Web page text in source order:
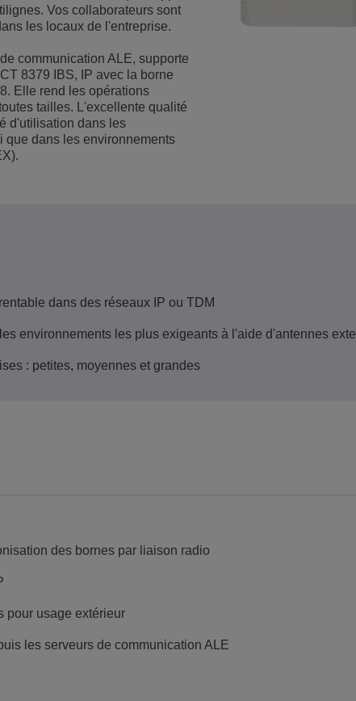
du transport Solutions de Services Clients
Everything as a Service (XaaS)
Espace de travail hybride
Voir plus
Vos collaborateurs sont
les locaux de l'entreprise.
communication ALE, supporte
8379 IBS, IP avec la borne
Elle rend les opérations
tailles. L'excellente qualité
d'utilisation dans les
que dans les environnements
dans des réseaux IP ou TDM
environnements les plus exigeants à l'aide d'antennes
: petites, moyennes et grandes
des bornes par liaison radio
pour usage extérieur
les serveurs de communication ALE